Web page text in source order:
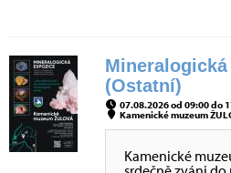
(Ostatní)
07.08.2026 od 09:00 do
Kamenické muzeum
Kamenické